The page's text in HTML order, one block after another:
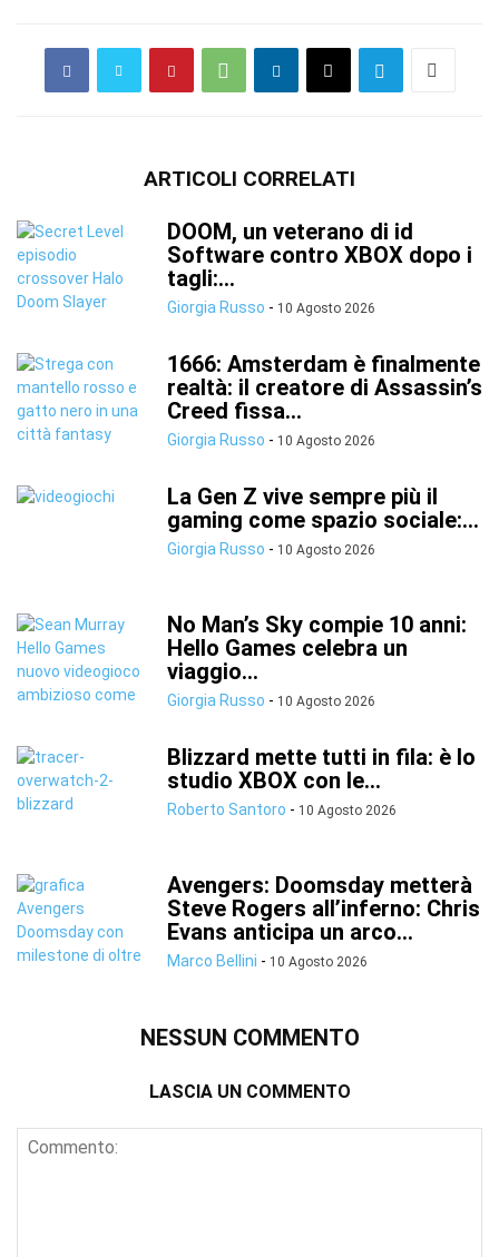
ARTICOLI CORRELATI
DOOM, un veterano di id
Software contro XBOX dopo i
tagli:...
Giorgia Russo - 10 Agosto 2026
1666: Amsterdam è finalmente
realtà: il creatore di Assassin’s
Creed fissa...
Giorgia Russo - 10 Agosto 2026
La Gen Z vive sempre più il
gaming come spazio sociale:...
Giorgia Russo - 10 Agosto 2026
No Man’s Sky compie 10 anni:
Hello Games celebra un
viaggio...
Giorgia Russo - 10 Agosto 2026
Blizzard mette tutti in fila: è lo
studio XBOX con le...
Roberto Santoro - 10 Agosto 2026
Avengers: Doomsday metterà
Steve Rogers all’inferno: Chris
Evans anticipa un arco...
Marco Bellini - 10 Agosto 2026
NESSUN COMMENTO
LASCIA UN COMMENTO